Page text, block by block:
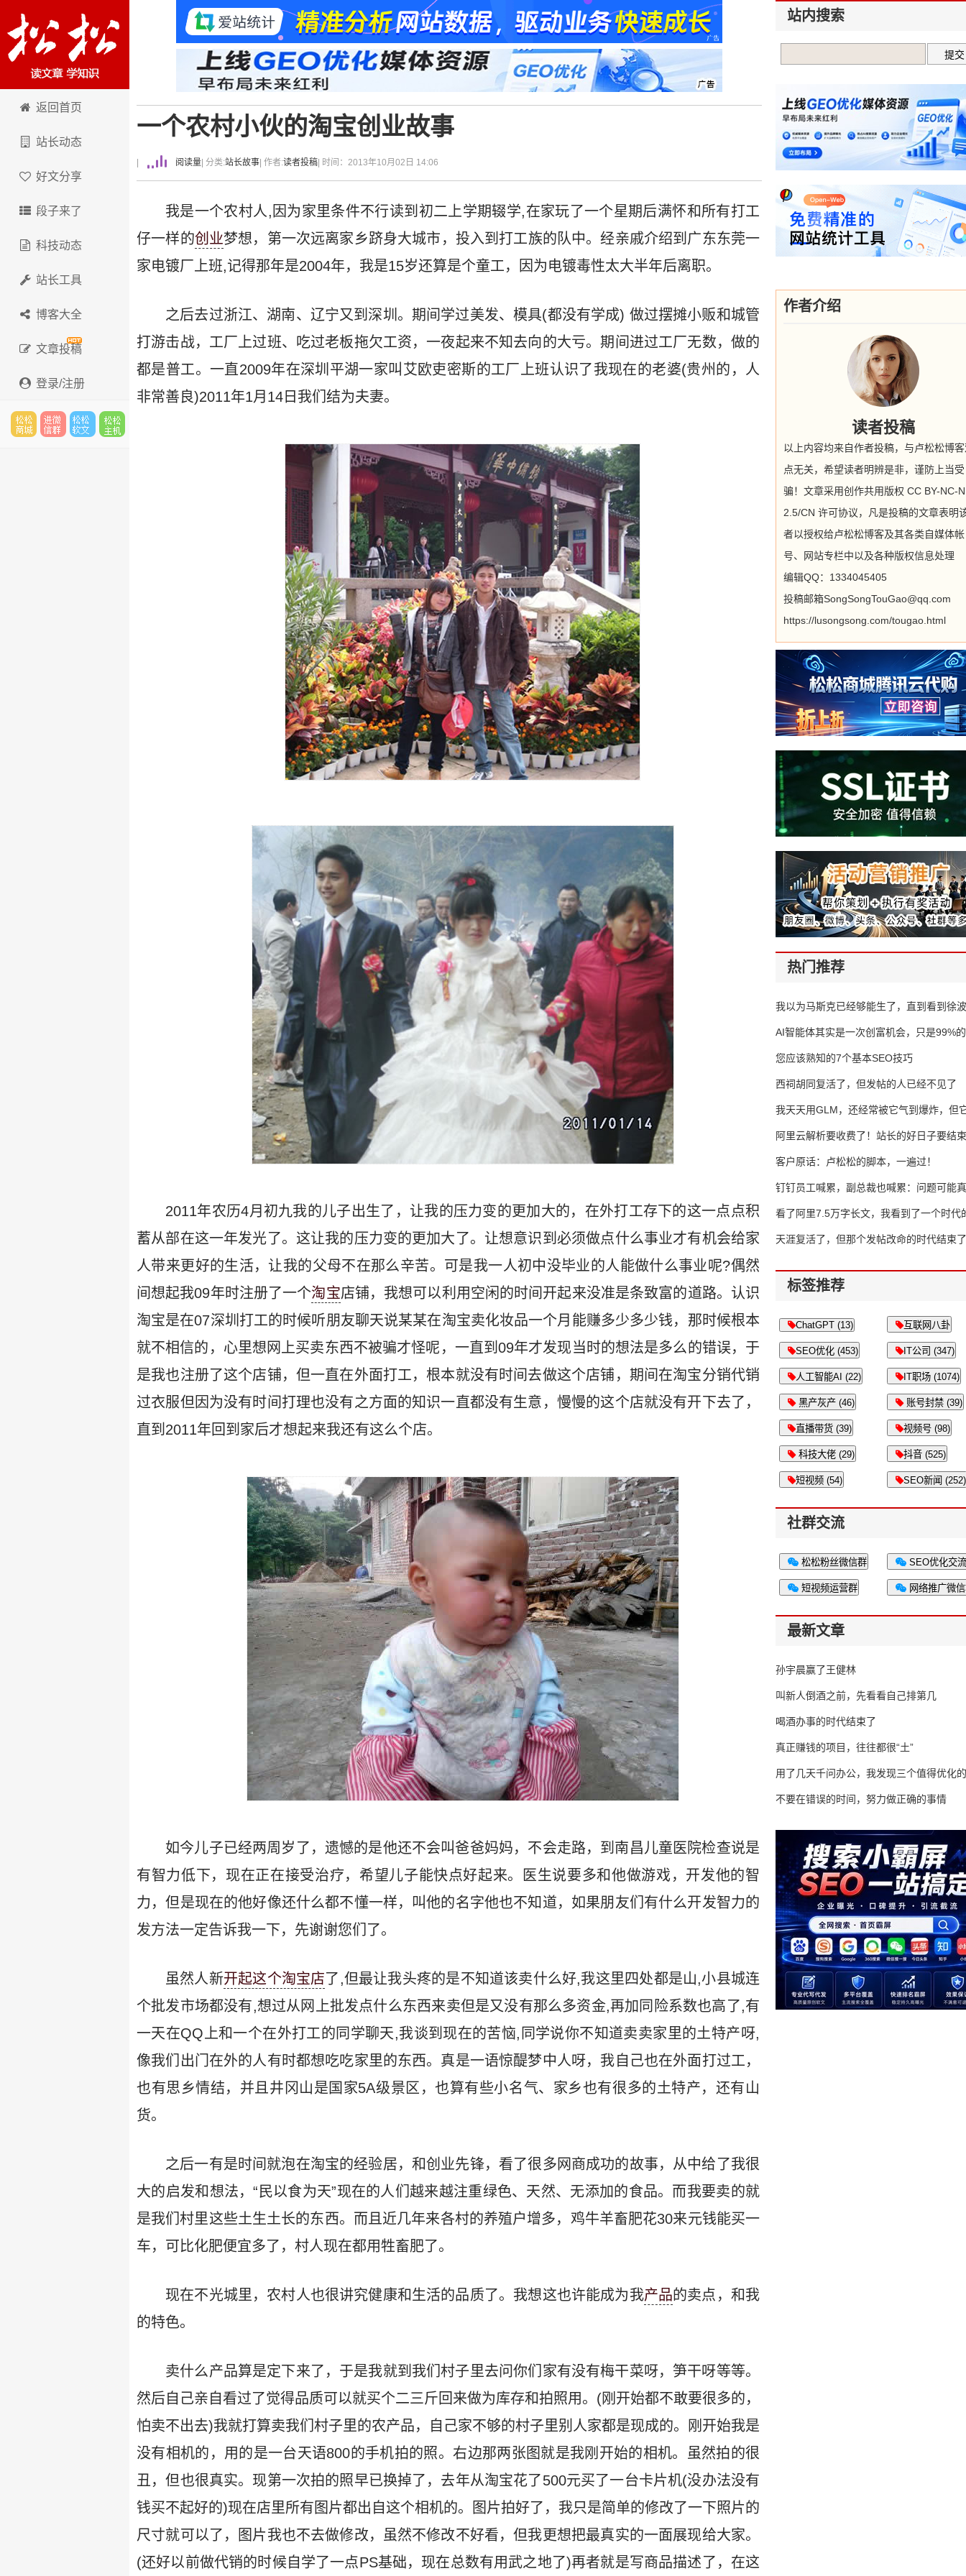
卢松松博客
返回首页
站长动态
好文分享
段子来了
科技动态
站长工具
博客大全
文章投稿
登录/注册
一个农村小伙的淘宝创业故事
阅读量 | 分类:站长故事 | 作者:读者投稿 | 时间：2013年10月02日 14:06
我是一个农村人,因为家里条件不行读到初二上学期辍学,在家玩了一个星期后满怀和所有打工
仔一样的创业梦想，第一次远离家乡跻身大城市，投入到打工族的队中。经亲戚介绍到广东东莞一
家电镀厂上班,记得那年是2004年，我是15岁还算是个童工，因为电镀毒性太大半年后离职。
之后去过浙江、湖南、辽宁又到深圳。期间学过美发、模具(都没有学成) 做过摆摊小贩和城管
打游击战，工厂上过班、吃过老板拖欠工资，一夜起来不知去向的大亏。期间进过工厂无数，做的
都是普工。一直2009年在深圳平湖一家叫艾欧吏密斯的工厂上班认识了我现在的老婆(贵州的，人
非常善良)2011年1月14日我们结为夫妻。
2011年农历4月初九我的儿子出生了，让我的压力变的更加大的，在外打工存下的这一点点积
蓄从部在这一年发光了。这让我的压力变的更加大了。让想意识到必须做点什么事业才有机会给家
人带来更好的生活，让我的父母不在那么辛苦。可是我一人初中没毕业的人能做什么事业呢?偶然
间想起我09年时注册了一个淘宝店铺，我想可以利用空闲的时间开起来没准是条致富的道路。认识
淘宝是在07深圳打工的时候听朋友聊天说某某在淘宝卖化妆品一个月能赚多少多少钱，那时候根本
就不相信的，心里想网上买卖东西不被骗才怪呢，一直到09年才发现当时的想法是多么的错误，于
是我也注册了这个店铺，但一直在外面打工，根本就没有时间去做这个店铺，期间在淘宝分销代销
过衣服但因为没有时间打理也没有之方面的知识一直都没有生意，慢慢的这个店就没有开下去了，
直到2011年回到家后才想起来我还有这么个店。
如今儿子已经两周岁了，遗憾的是他还不会叫爸爸妈妈，不会走路，到南昌儿童医院检查说是
有智力低下，现在正在接受治疗，希望儿子能快点好起来。医生说要多和他做游戏，开发他的智
力，但是现在的他好像还什么都不懂一样，叫他的名字他也不知道，如果朋友们有什么开发智力的
发方法一定告诉我一下，先谢谢您们了。
虽然人新开起这个淘宝店了,但最让我头疼的是不知道该卖什么好,我这里四处都是山,小县城连
个批发市场都没有,想过从网上批发点什么东西来卖但是又没有那么多资金,再加同险系数也高了,有
一天在QQ上和一个在外打工的同学聊天,我谈到现在的苦恼,同学说你不知道卖卖家里的土特产呀,
像我们出门在外的人有时都想吃吃家里的东西。真是一语惊醍梦中人呀，我自己也在外面打过工，
也有思乡情结，并且井冈山是国家5A级景区，也算有些小名气、家乡也有很多的土特产，还有山
货。
之后一有是时间就泡在淘宝的经验居，和创业先锋，看了很多网商成功的故事，从中给了我很
大的启发和想法，“民以食为天”现在的人们越来越注重绿色、天然、无添加的食品。而我要卖的就
是我们村里这些土生土长的东西。而且近几年来各村的养殖户增多，鸡牛羊畜肥花30来元钱能买一
车，可比化肥便宜多了，村人现在都用牲畜肥了。
现在不光城里，农村人也很讲究健康和生活的品质了。我想这也许能成为我产品的卖点，和我
的特色。
卖什么产品算是定下来了，于是我就到我们村子里去问你们家有没有梅干菜呀，笋干呀等等。
然后自己亲自看过了觉得品质可以就买个二三斤回来做为库存和拍照用。(刚开始都不敢要很多的，
怕卖不出去)我就打算卖我们村子里的农产品，自己家不够的村子里别人家都是现成的。刚开始我是
没有相机的，用的是一台天语800的手机拍的照。右边那两张图就是我刚开始的相机。虽然拍的很
丑，但也很真实。现第一次拍的照早已换掉了，去年从淘宝花了500元买了一台卡片机(没办法没有
钱买不起好的)现在店里所有图片都出自这个相机的。图片拍好了，我只是简单的修改了一下照片的
尺寸就可以了，图片我也不去做修改，虽然不修改不好看，但我更想把最真实的一面展现给大家。
(还好以前做代销的时候自学了一点PS基础，现在总数有用武之地了)再者就是写商品描述了，在这
站内搜索
作者介绍
读者投稿
以上内容均来自作者投稿，与卢松松博
点无关，希望读者明辨是非，谨防上当受
骗！文章采用创作共用版权 CC BY-NC-
2.5/CN 许可协议，凡是投稿的文章表明
者以授权给卢松松博客及其各类自媒体帐
号、网站专栏中以及各种版权信息处理
编辑QQ：1334045405
投稿邮箱SongSongTouGao@qq.com
https://lusongsong.com/tougao.html
热门推荐
我以为马斯克已经够能生了，直到看到
AI智能体其实是一次创富机会，只是99%
错过了
您应该熟知的7个基本SEO技巧
西祠胡同复活了，但发帖的人已经不见了
我天天用GLM，还经常被它气到爆炸，但
16万亿
阿里云解析要收费了！站长的好日子要结
客户原话：卢松松的脚本，一遍过！
钉钉员工喊累，副总裁也喊累：问题可能
了
看了阿里7.5万字长文，我看到了一个时代
天涯复活了，但那个发帖改命的时代结束了
标签推荐
ChatGPT (13) 互联网八卦
SEO优化 (453) IT公司 (347)
人工智能AI (22) IT职场 (1074)
黑产灰产 (46) 账号封禁 (39)
直播带货 (39) 视频号 (98)
科技大佬 (29) 抖音 (525)
短视频 (54) SEO新闻 (252)
社群交流
松松粉丝微信群 SEO优化交
短视频运营群 网络推广微
最新文章
孙宇晨赢了王健林
叫新人倒酒之前，先看看自己排第几
喝酒办事的时代结束了
真正赚钱的项目，往往都很“土”
用了几天千问办公，我发现三个值得优化
不要在错误的时间，努力做正确的事情